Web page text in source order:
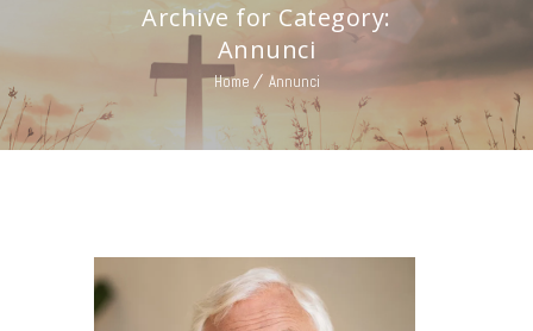
Archive for Category:
Annunci
Home Annunci